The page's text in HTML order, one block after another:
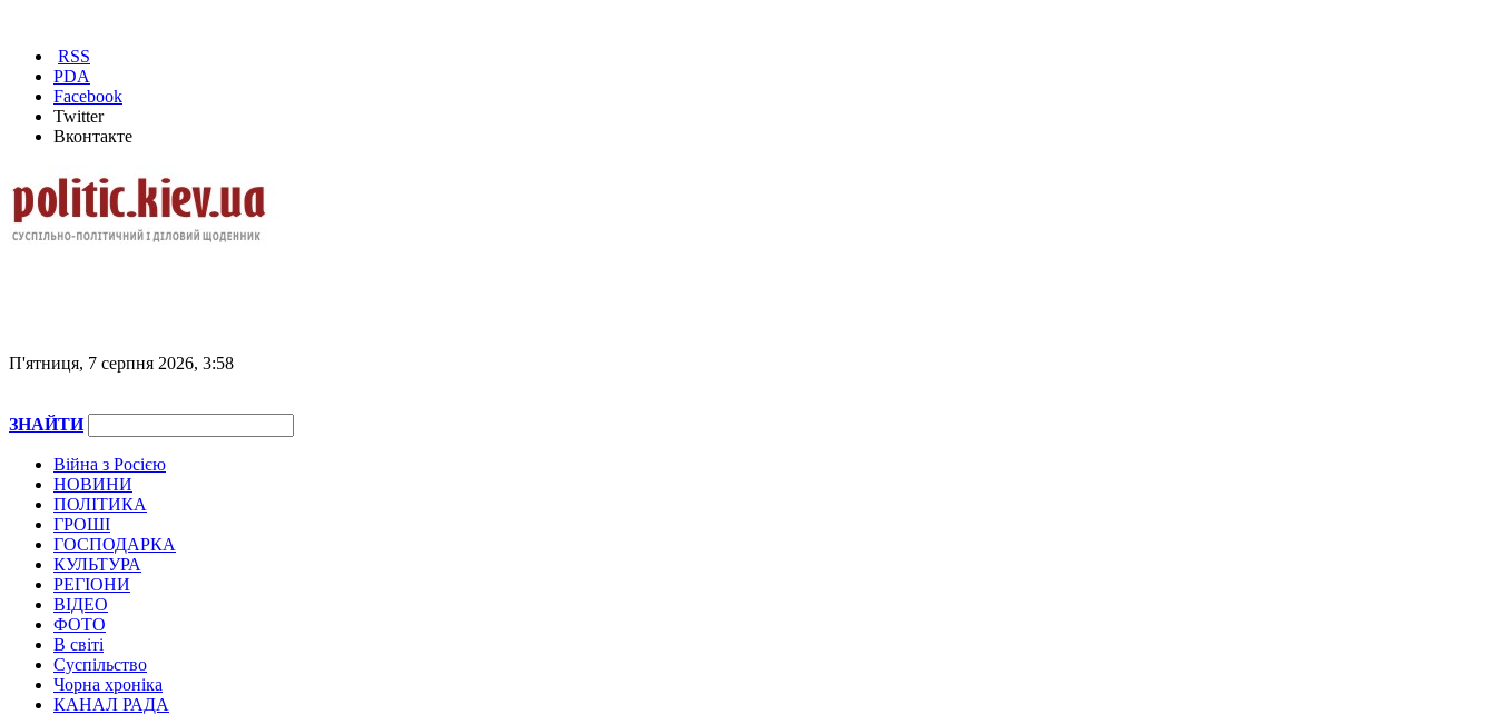
RSS
PDA
Facebook
Twitter
Вконтакте
П'ятниця, 7 серпня 2026, 3:58
ЗНАЙТИ
Війна з Росією
НОВИНИ
ПОЛІТИКА
ГРОШІ
ГОСПОДАРКА
КУЛЬТУРА
РЕГІОНИ
ВІДЕО
ФОТО
В світі
Суспільство
Чорна хроніка
КАНАЛ РАДА